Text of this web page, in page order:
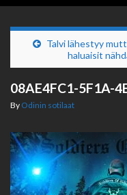
Talvi lähestyy
haluaisit
08AE4FC1-5F1A-
By Odinin sotilaat